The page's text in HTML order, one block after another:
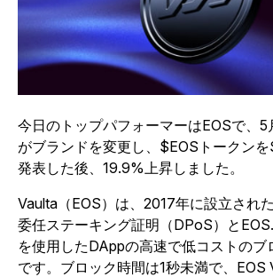
今日のトップパフォーマーはEOSで、5
がブランドを変更し、$EOSトークン
発表した後、19.9%上昇しました。
Vaulta（EOS）は、2017年に設立され
委任ステーキング証明（DPoS）と
を使用したDAppの高速で低コストのブ
です。ブロック時間は1秒未満で、EOS